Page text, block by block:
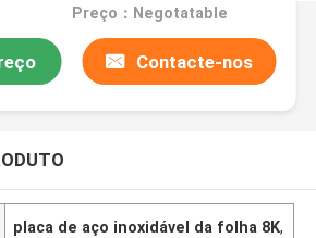
Preço：Negotatable
Contacte-nos
placa de aço inoxidável da folha 8K,